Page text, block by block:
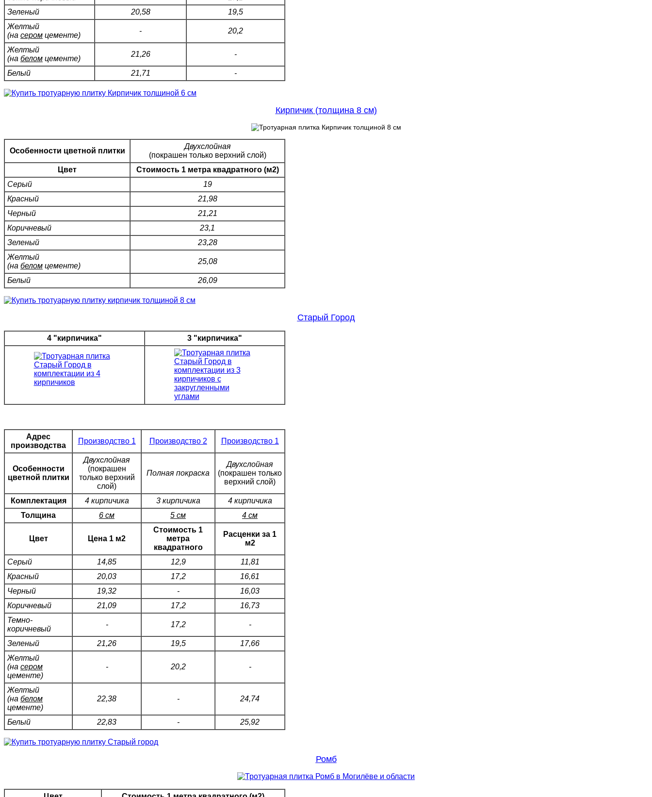
Зеленый
20,58
19,5
Желтый
(на сером цементе)
- 20,2
Желтый
(на белом цементе)
21,26 -
Белый 21,71 -
Кирпичик (толщина 8 см)
Особенности цветной плитки
Двухслойная
(покрашен только верхний слой)
Цвет
Стоимость 1 метра квадратного (м2)
Серый
19
Красный
21,98
Черный
21,21
Коричневый
23,1
Зеленый
23,28
Желтый
(на белом цементе)
25,08
Белый 26,09
Старый Город
4 "кирпичика" 3 "кирпичика"
Адрес
производства
Производство 1 Производство 2 Производство 1
Особенности
цветной плитки
Двухслойная
(покрашен
только верхний
слой)
Полная покраска
Двухслойная
(покрашен только
верхний слой)
Комплектация 4 кирпичика 3 кирпичика
4 кирпичика
Толщина
6 см 5 см 4 см
Цвет Цена 1 м2
Стоимость 1
метра
квадратного
Расценки за 1
м2
Серый 14,85 12,9
11,81
Красный
20,03 17,2
16,61
Черный
19,32 -
16,03
Коричневый
21,09 17,2
16,73
Темно-
коричневый
- 17,2 -
Зеленый 21,26 19,5
17,66
Желтый
(на сером
цементе)
- 20,2 -
Желтый
(на белом
цементе)
22,38 - 24,74
Белый 22,83 - 25,92
Ромб